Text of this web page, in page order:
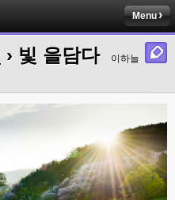
Menu
› 빛 을담다
이하늘